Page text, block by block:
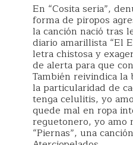
En “Cosita seria”,
forma de piropos
la canción nació tras
diario amarillista “El
letra chistosa y
de alerta para que
También reivindica
la particularidad de
tenga celulitis, yo
quede mal en ropa
reguetonero, yo amo
“Piernas”, una